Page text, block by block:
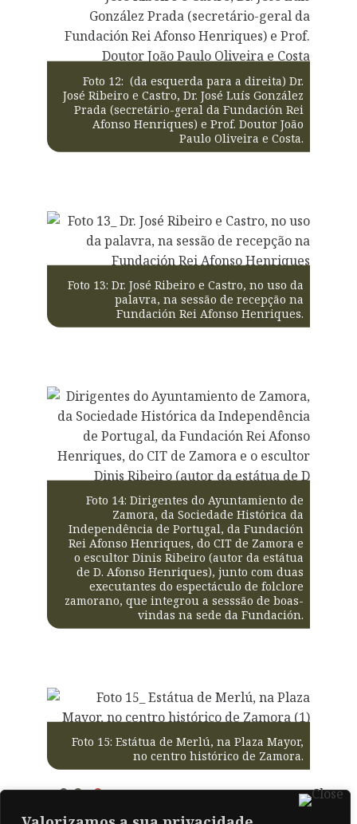
Foto 12: (da esquerda para a direita) Dr.
José Ribeiro e Castro, Dr. José Luís González
Prada (secretário-geral da Fundación Rei
Afonso Henriques) e Prof. Doutor João
Paulo Oliveira e Costa.
Foto 13: Dr. José Ribeiro e Castro, no uso da
palavra, na sessão de recepção na
Fundación Rei Afonso Henriques.
Foto 14: Dirigentes do Ayuntamiento de
Zamora, da Sociedade Histórica da
Independência de Portugal, da Fundación
Rei Afonso Henriques, do CIT de Zamora e
o escultor Dinis Ribeiro (autor da estátua
de D. Afonso Henriques), junto com duas
executantes do espectáculo de folclore
zamorano, que integrou a sesssão de boas-
vindas na sede da Fundación.
Foto 15: Estátua de Merlú, na Plaza Mayor,
no centro histórico de Zamora.